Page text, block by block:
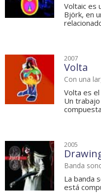
Voltaic es
Björk, en
2007
Volta
Con una
Volta es
Un
2005
Banda
La banda
está